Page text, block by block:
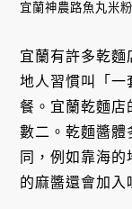
宜蘭神農路魚丸米粉
宜蘭有許多乾麵
地人習慣叫「
餐。宜蘭乾麵店
數二。乾麵醬體
同，例如靠海
的麻醬還會加入